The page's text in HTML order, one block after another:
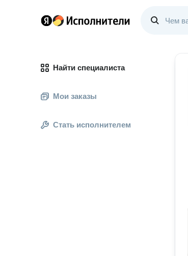
Найти специалиста
Мои заказы
Стать исполнителем